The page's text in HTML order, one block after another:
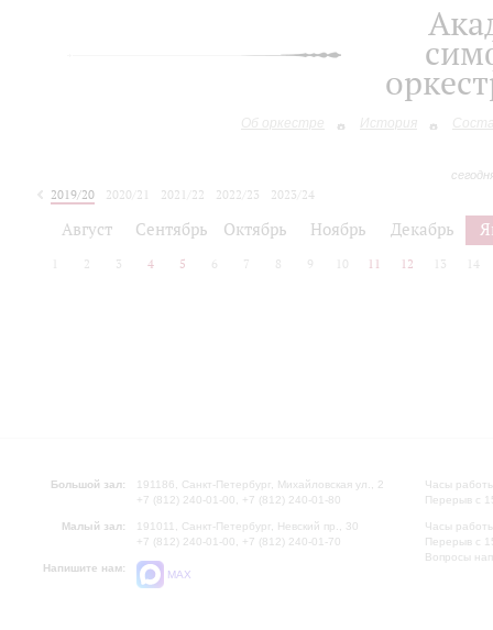
Об оркестре История
2019/20 2020/21 2021/22 2022/23
2023/24
Август Сентябрь Октябрь Ноябрь Декабрь
2 3 4 5 6 7 8 9 10 11 12 13 14
Большой зал:
191186, Санкт-Петербург, Михайловская ул., 2
+7 (812) 240-01-00, +7 (812) 240-01-80
Малый зал:
191011, Санкт-Петербург, Невский пр., 30
+7 (812) 240-01-00, +7 (812) 240-01-70
Напишите нам:
MAX
Часы
Перерыв с
Часы
Перерыв с
Вопросы